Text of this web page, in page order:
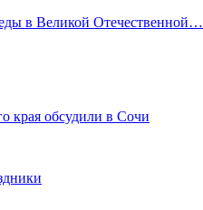
в Великой Отечественной…
края обсудили в Сочи